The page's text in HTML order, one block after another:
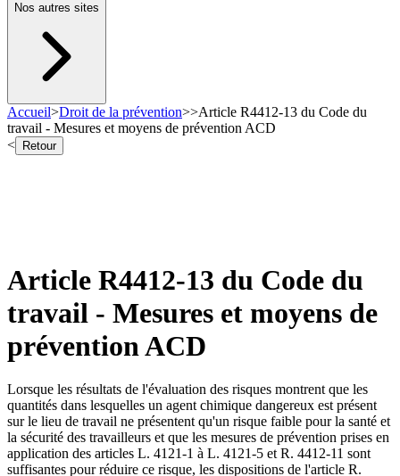
Nos autres sites
Accueil>Droit de la prévention>>Article R4412-13 du Code du
travail - Mesures et moyens de prévention ACD
<
Retour
Article R4412-13 du Code du
travail - Mesures et moyens de
prévention ACD
Lorsque les résultats de l'évaluation des risques montrent que les
quantités dans lesquelles un agent chimique dangereux est présent
sur le lieu de travail ne présentent qu'un risque faible pour la santé et
la sécurité des travailleurs et que les mesures de prévention prises en
application des articles L. 4121-1 à L. 4121-5 et R. 4412-11 sont
suffisantes pour réduire ce risque, les dispositions de l'article R.